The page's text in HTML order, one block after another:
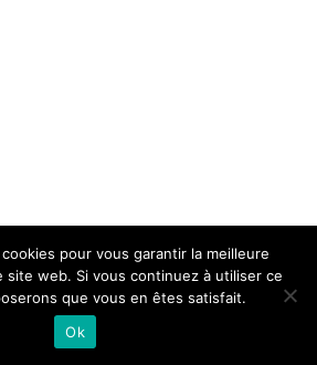
pour vous garantir la meilleure
site web. Si vous continuez à utiliser ce
que vous en êtes satisfait.
Ok